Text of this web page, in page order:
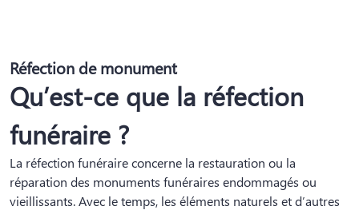
Réfection de monument
Qu’est-ce que la réfection
funéraire ?
La réfection funéraire concerne la restauration ou la
réparation des monuments funéraires endommagés ou
vieillissants. Avec le temps, les éléments naturels et d’autres